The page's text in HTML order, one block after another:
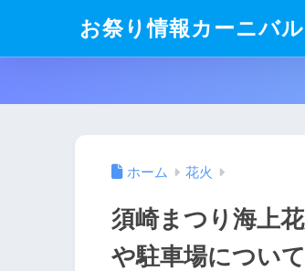
お祭り情報カーニバル
ホーム 花火
須崎まつり海上
や駐車場につい